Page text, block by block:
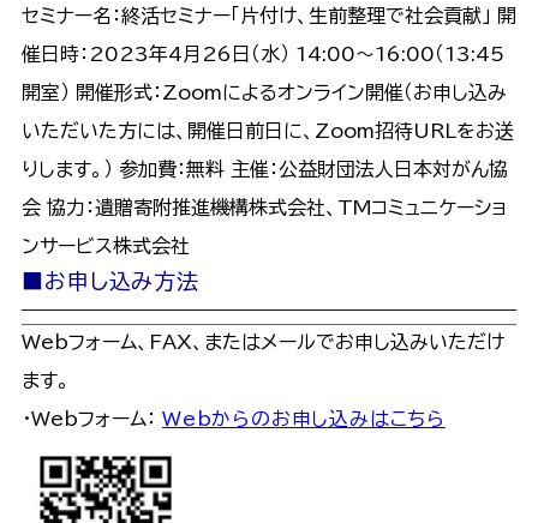
セミナー名：終活セミナー「片付け、生前整理で社会貢献」 開
催日時：2023年4月26日（水） 14:00〜16:00（13:45
開室） 開催形式：Zoomによるオンライン開催（お申し込み
いただいた方には、開催日前日に、Zoom招待URLをお送
りします。） 参加費：無料 主催：公益財団法人日本対がん協
会 協力：遺贈寄附推進機構株式会社、TMコミュニケーショ
ンサービス株式会社
■お申し込み方法
Webフォーム、FAX、またはメールでお申し込みいただけ
ます。
・Webフォーム： Webからのお申し込みはこちら